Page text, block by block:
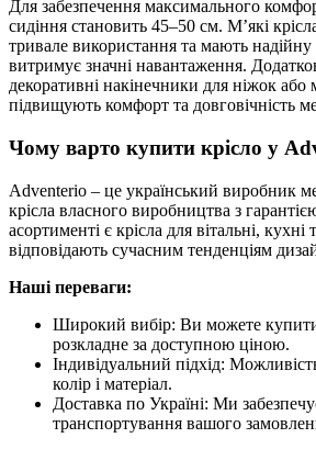
Для забезпечення максимального
сидіння становить 45–50 см. М’які
тривале використання та мають
витримує значні навантаження.
декоративні накінечники для ніжок або
підвищують комфорт та довговічність
Чому варто купити крісло у
Adventerio – це український виробник
крісла власного виробництва з
асортименті є крісла для вітальні, кухні
відповідають сучасним тенденціям
Наші переваги:
Широкий вибір: Ви можете купити
розкладне за доступною ціною.
Індивідуальний підхід:
колір і матеріал.
Доставка по Україні: Ми
транспортування вашого